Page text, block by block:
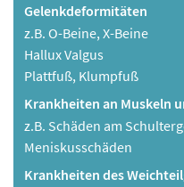
Gelenkdeformitäten
z.B. O-Beine, X-Beine
Hallux Valgus
Plattfuß, Klumpfuß
Krankheiten an Muskeln
z.B. Schäden am
Meniskusschäden
Krankheiten des